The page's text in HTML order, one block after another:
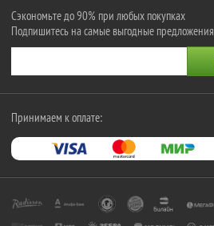
Сэкономьте до 90% при любых покупках
Подпишитесь на самые выгодные предложения
Принимаем к оплате: